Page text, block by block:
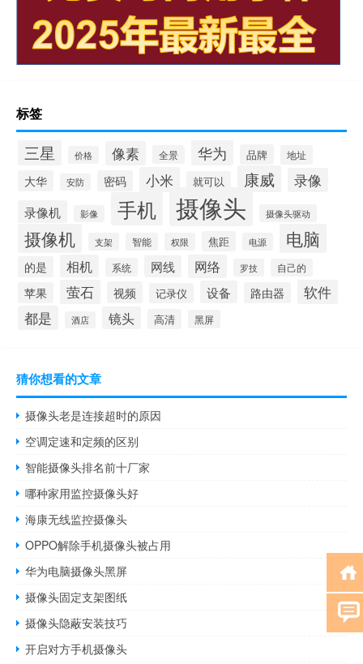
标签
三星 价格 像素 全景 华为 品牌 地址
大华 安防 密码 小米 就可以 康威 录像
录像机 影像 手机 摄像头 摄像头驱动
摄像机 支架 智能 权限 焦距 电源 电脑
的是 相机 系统 网线 网络 罗技 自己的
苹果 萤石 视频 记录仪 设备 路由器
软件
都是
酒店 镜头 高清 黑屏
猜你想看的文章
摄像头老是连接超时的原因
空调定速和定频的区别
智能摄像头排名前十厂家
哪种家用监控摄像头好
海康无线监控摄像头
OPPO解除手机摄像头被占用
华为电脑摄像头黑屏
摄像头固定支架图纸
摄像头隐蔽安装技巧
开启对方手机摄像头